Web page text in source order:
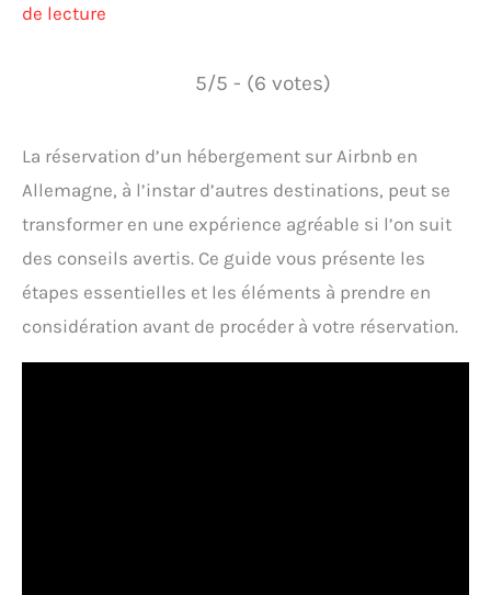
de lecture
5/5 - (6 votes)
La réservation d’un hébergement sur Airbnb en
Allemagne, à l’instar d’autres destinations, peut se
transformer en une expérience agréable si l’on suit
des conseils avertis. Ce guide vous présente les
étapes essentielles et les éléments à prendre en
considération avant de procéder à votre réservation.